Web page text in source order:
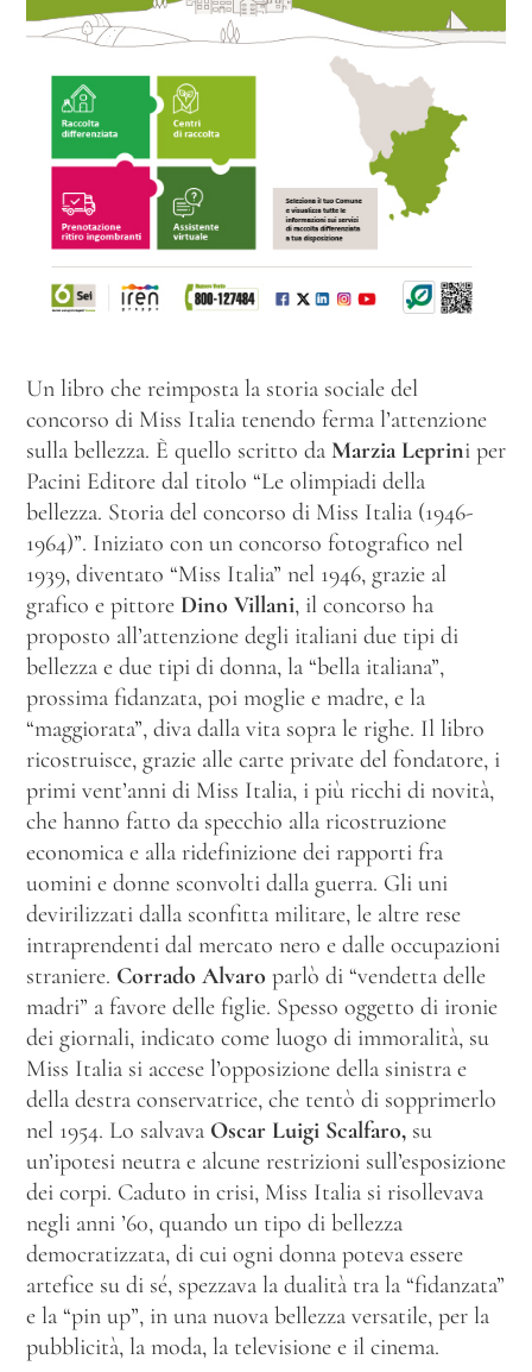
Un libro che reimposta la storia sociale del
concorso di Miss Italia tenendo ferma l’attenzione
sulla bellezza. È quello scritto da Marzia Leprini per
Pacini Editore dal titolo “Le olimpiadi della
bellezza. Storia del concorso di Miss Italia (1946-
1964)”. Iniziato con un concorso fotografico nel
1939, diventato “Miss Italia” nel 1946, grazie al
grafico e pittore Dino Villani, il concorso ha
proposto all’attenzione degli italiani due tipi di
bellezza e due tipi di donna, la “bella italiana”,
prossima fidanzata, poi moglie e madre, e la
“maggiorata”, diva dalla vita sopra le righe. Il libro
ricostruisce, grazie alle carte private del fondatore, i
primi vent’anni di Miss Italia, i più ricchi di novità,
che hanno fatto da specchio alla ricostruzione
economica e alla ridefinizione dei rapporti fra
uomini e donne sconvolti dalla guerra. Gli uni
devirilizzati dalla sconfitta militare, le altre rese
intraprendenti dal mercato nero e dalle occupazioni
straniere. Corrado Alvaro parlò di “vendetta delle
madri” a favore delle figlie. Spesso oggetto di ironie
dei giornali, indicato come luogo di immoralità, su
Miss Italia si accese l’opposizione della sinistra e
della destra conservatrice, che tentò di sopprimerlo
nel 1954. Lo salvava Oscar Luigi Scalfaro, su
un’ipotesi neutra e alcune restrizioni sull’esposizione
dei corpi. Caduto in crisi, Miss Italia si risollevava
negli anni ’60, quando un tipo di bellezza
democratizzata, di cui ogni donna poteva essere
artefice su di sé, spezzava la dualità tra la “fidanzata”
e la “pin up”, in una nuova bellezza versatile, per la
pubblicità, la moda, la televisione e il cinema.